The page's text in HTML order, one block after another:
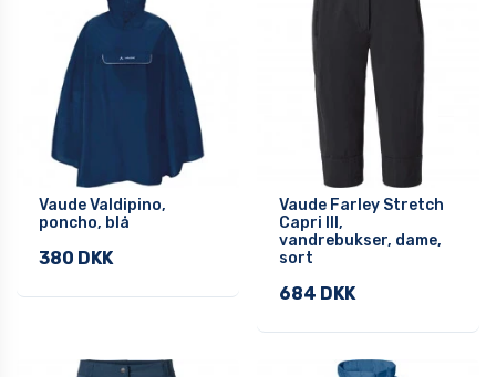
Vaude Valdipino,
poncho, blå
380 DKK
Vaude Farley Stretch
Capri III,
vandrebukser, dame,
sort
684 DKK